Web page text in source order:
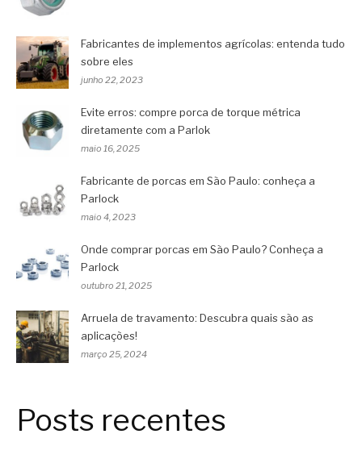
Fabricantes de implementos agrícolas: entenda tudo
sobre eles
junho 22, 2023
Evite erros: compre porca de torque métrica
diretamente com a Parlok
maio 16, 2025
Fabricante de porcas em São Paulo: conheça a
Parlock
maio 4, 2023
Onde comprar porcas em São Paulo? Conheça a
Parlock
outubro 21, 2025
Arruela de travamento: Descubra quais são as
aplicações!
março 25, 2024
Posts recentes